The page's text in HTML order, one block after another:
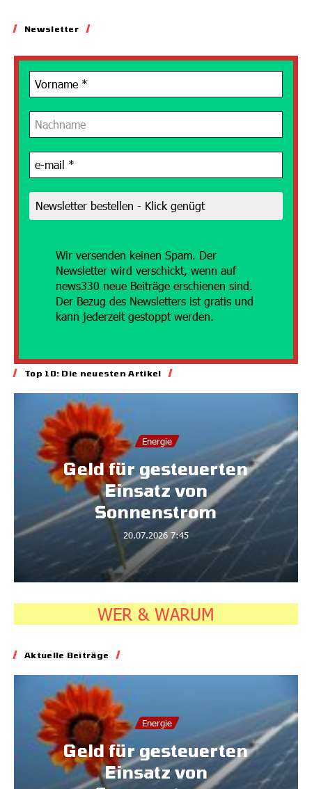
Newsletter
Wir versenden keinen Spam. Der
Newsletter wird verschickt, wenn auf
news330 neue Beiträge erschienen sind.
Der Bezug des Newsletters ist gratis und
kann jederzeit gestoppt werden.
Top 10: Die neuesten Artikel
Energie
Geld für gesteuerten
Einsatz von
Sonnenstrom
20.07.2026 7:45
WER & WARUM
Aktuelle Beiträge
Energie
Geld für gesteuerten
Einsatz von